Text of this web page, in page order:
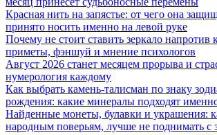
Красная нить на запястье: от чего она
принято носить именно на левой руке
Почему не стоит ставить зеркало напротив
приметы, фэншуй и мнение психологов
Август 2026 станет месяцем прорыва и
нумерология каждому
Как выбрать камень-талисман по знаку
рождения: какие минералы подходят
Найденные монеты, булавки и украшения:
народным поверьям, лучше не поднимать с